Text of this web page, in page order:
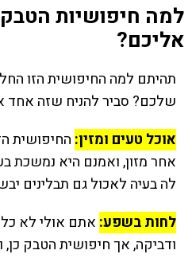
למה חיפושיות הטבק
אליכם?
תהיתם למה החיפושית הזו
שלכם? סביר להניח שזה אחד
אוכל טעים ומזין: החיפושית
אחר מזון, ואמנם היא נמשכת
לה בעיה לאכול גם תבלינים
לחות בשפע: אתם אולי לא
ודביקה, אך חיפושית הטבק